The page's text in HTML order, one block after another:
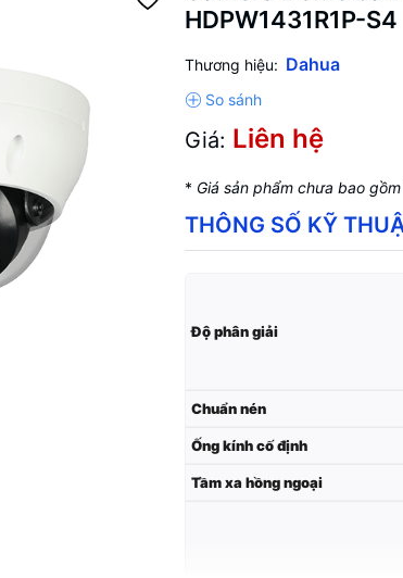
HDPW1431R1P-S4
Thương hiệu: Dahua
Giá: Liên hệ
* Giá sản phẩm chưa bao gồm
THÔNG SỐ KỸ
Độ phân giải
Chuẩn nén
Ống kính cố định
Tầm xa hồng ngoại